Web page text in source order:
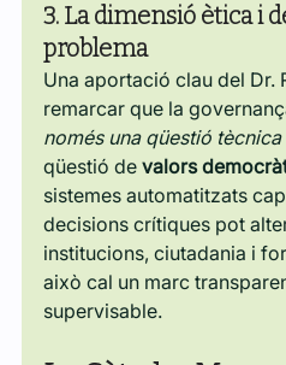
3. La dimensió ètica i
problema
Una aportació clau del Dr.
remarcar que la
només una qüestió
qüestió de valors
sistemes automatitzats
decisions crítiques pot
institucions, ciutadania i
això cal un marc
supervisable.